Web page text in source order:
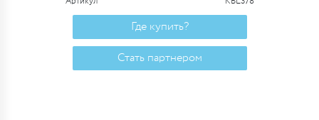
Где купить?
Стать партнером